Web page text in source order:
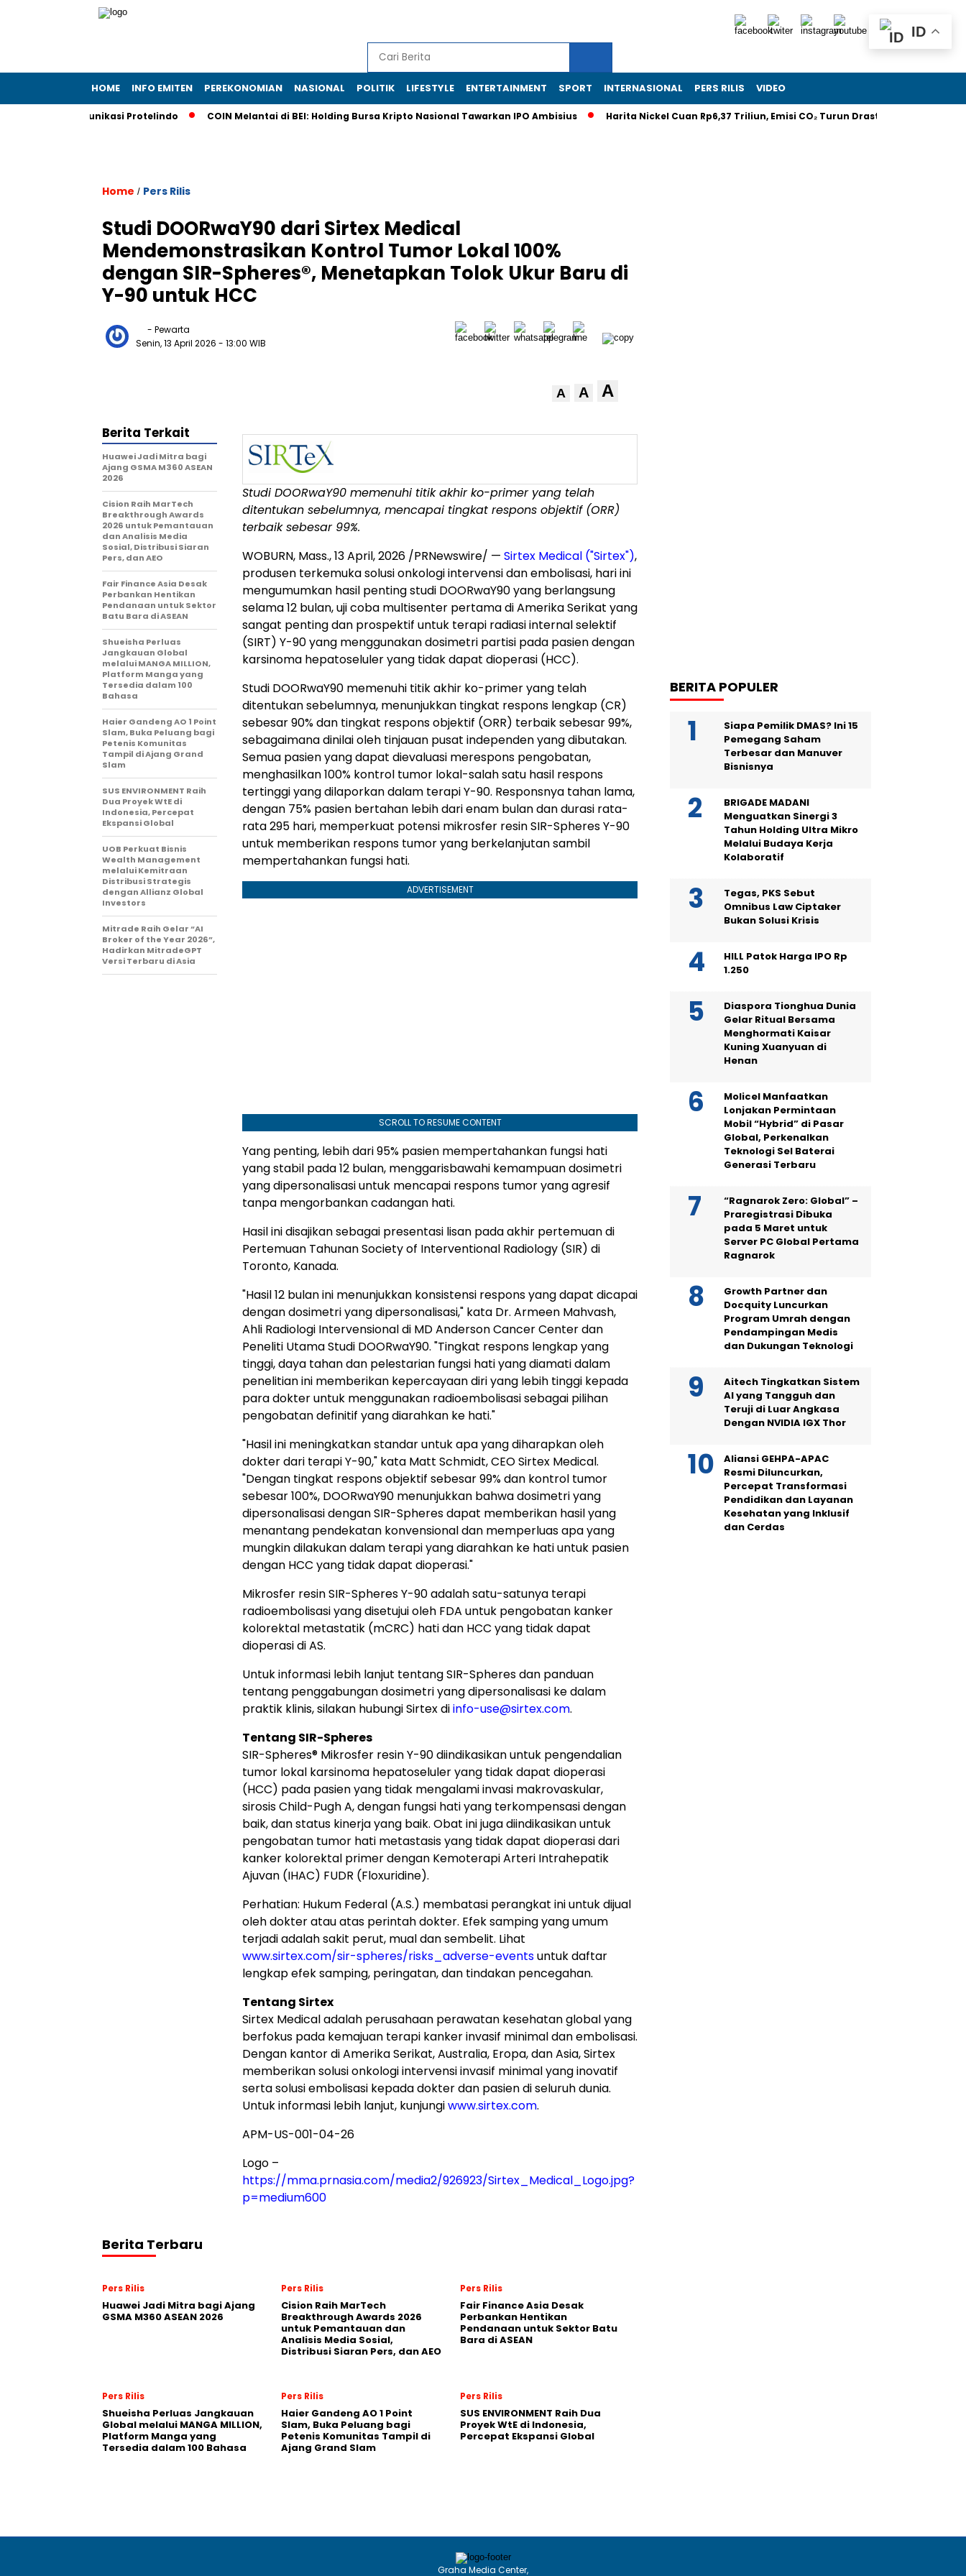
HOME INFO EMITEN PEREKONOMIAN NASIONAL POLITIK LIFESTYLE ENTERTAINMENT SPORT INTERNASIONAL PERS RILIS VIDEO
Telekomunikasi Protelindo COIN Melantai di BEI: Holding Bursa Kripto Nasional Tawarkan IPO Ambisius Harita Nickel Cuan Rp6,37 Triliun, Emisi CO₂ Turun Drastis
Home / Pers Rilis
Studi DOORwaY90 dari Sirtex Medical
Mendemonstrasikan Kontrol Tumor Lokal 100%
dengan SIR-Spheres®, Menetapkan Tolok Ukur Baru di
Y-90 untuk HCC
- Pewarta
Senin, 13 April 2026 - 13:00 WIB
A A A
Studi DOORwaY90 memenuhi titik akhir ko-primer yang telah
ditentukan sebelumnya, mencapai tingkat respons objektif (ORR)
terbaik sebesar 99%.
WOBURN, Mass.,13 April, 2026 /PRNewswire/ — Sirtex Medical ("Sirtex"),
produsen terkemuka solusi onkologi intervensi dan embolisasi, hari ini
mengumumkan hasil penting studi DOORwaY90 yang berlangsung
selama 12 bulan, uji coba multisenter pertama di Amerika Serikat yang
sangat penting dan prospektif untuk terapi radiasi internal selektif
(SIRT) Y-90 yang menggunakan dosimetri partisi pada pasien dengan
karsinoma hepatoseluler yang tidak dapat dioperasi (HCC).
Studi DOORwaY90 memenuhi titik akhir ko-primer yang telah
ditentukan sebelumnya, menunjukkan tingkat respons lengkap (CR)
sebesar 90% dan tingkat respons objektif (ORR) terbaik sebesar 99%,
sebagaimana dinilai oleh tinjauan pusat independen yang dibutakan.
Semua pasien yang dapat dievaluasi merespons pengobatan,
menghasilkan 100% kontrol tumor lokal-salah satu hasil respons
tertinggi yang dilaporkan dalam terapi Y-90. Responsnya tahan lama,
dengan 75% pasien bertahan lebih dari enam bulan dan durasi rata-
rata 295 hari, memperkuat potensi mikrosfer resin SIR-Spheres Y-90
untuk memberikan respons tumor yang berkelanjutan sambil
mempertahankan fungsi hati.
ADVERTISEMENT
SCROLL TO RESUME CONTENT
Yang penting, lebih dari 95% pasien mempertahankan fungsi hati
yang stabil pada 12 bulan, menggarisbawahi kemampuan dosimetri
yang dipersonalisasi untuk mencapai respons tumor yang agresif
tanpa mengorbankan cadangan hati.
Hasil ini disajikan sebagai presentasi lisan pada akhir pertemuan di
Pertemuan Tahunan Society of Interventional Radiology (SIR) di
Toronto, Kanada.
"Hasil 12 bulan ini menunjukkan konsistensi respons yang dapat dicapai
dengan dosimetri yang dipersonalisasi," kata Dr. Armeen Mahvash,
Ahli Radiologi Intervensional di MD Anderson Cancer Center dan
Peneliti Utama Studi DOORwaY90. "Tingkat respons lengkap yang
tinggi, daya tahan dan pelestarian fungsi hati yang diamati dalam
penelitian ini memberikan kepercayaan diri yang lebih tinggi kepada
para dokter untuk menggunakan radioembolisasi sebagai pilihan
pengobatan definitif yang diarahkan ke hati."
"Hasil ini meningkatkan standar untuk apa yang diharapkan oleh
dokter dari terapi Y-90," kata Matt Schmidt, CEO Sirtex Medical.
"Dengan tingkat respons objektif sebesar 99% dan kontrol tumor
sebesar 100%, DOORwaY90 menunjukkan bahwa dosimetri yang
dipersonalisasi dengan SIR-Spheres dapat memberikan hasil yang
menantang pendekatan konvensional dan memperluas apa yang
mungkin dilakukan dalam terapi yang diarahkan ke hati untuk pasien
dengan HCC yang tidak dapat dioperasi."
Mikrosfer resin SIR-Spheres Y-90 adalah satu-satunya terapi
radioembolisasi yang disetujui oleh FDA untuk pengobatan kanker
kolorektal metastatik (mCRC) hati dan HCC yang tidak dapat
dioperasi di AS.
Untuk informasi lebih lanjut tentang SIR-Spheres dan panduan
tentang penggabungan dosimetri yang dipersonalisasi ke dalam
praktik klinis, silakan hubungi Sirtex diinfo-use@sirtex.com.
Tentang SIR-Spheres
SIR-Spheres® Mikrosfer resin Y-90 diindikasikan untuk pengendalian
tumor lokal karsinoma hepatoseluler yang tidak dapat dioperasi
(HCC) pada pasien yang tidak mengalami invasi makrovaskular,
sirosis Child-Pugh A, dengan fungsi hati yang terkompensasi dengan
baik, dan status kinerja yang baik. Obat ini juga diindikasikan untuk
pengobatan tumor hati metastasis yang tidak dapat dioperasi dari
kanker kolorektal primer dengan Kemoterapi Arteri Intrahepatik
Ajuvan (IHAC) FUDR (Floxuridine).
Perhatian: Hukum Federal (A.S.) membatasi perangkat ini untuk dijual
oleh dokter atau atas perintah dokter. Efek samping yang umum
terjadi adalah sakit perut, mual dan sembelit. Lihat
www.sirtex.com/sir-spheres/risks_adverse-eventsuntuk daftar
lengkap efek samping, peringatan, dan tindakan pencegahan.
Tentang Sirtex
Sirtex Medical adalah perusahaan perawatan kesehatan global yang
berfokus pada kemajuan terapi kanker invasif minimal dan embolisasi.
Dengan kantor di Amerika Serikat, Australia, Eropa, dan Asia, Sirtex
memberikan solusi onkologi intervensi invasif minimal yang inovatif
serta solusi embolisasi kepada dokter dan pasien di seluruh dunia.
Untuk informasi lebih lanjut, kunjungiwww.sirtex.com.
APM-US-001-04-26
Logo –
https://mma.prnasia.com/media2/926923/Sirtex_Medical_Logo.jpg?
p=medium600
Berita Terkait
Huawei Jadi Mitra bagi
Ajang GSMA M360 ASEAN
2026
Cision Raih MarTech
Breakthrough Awards
2026 untuk Pemantauan
dan Analisis Media
Sosial, Distribusi Siaran
Pers, dan AEO
Fair Finance Asia Desak
Perbankan Hentikan
Pendanaan untuk Sektor
Batu Bara di ASEAN
Shueisha Perluas
Jangkauan Global
melalui MANGA MILLION,
Platform Manga yang
Tersedia dalam 100
Bahasa
Haier Gandeng AO 1 Point
Slam, Buka Peluang bagi
Petenis Komunitas
Tampil di Ajang Grand
Slam
SUS ENVIRONMENT Raih
Dua Proyek WtE di
Indonesia, Percepat
Ekspansi Global
UOB Perkuat Bisnis
Wealth Management
melalui Kemitraan
Distribusi Strategis
dengan Allianz Global
Investors
Mitrade Raih Gelar “AI
Broker of the Year 2026”,
Hadirkan MitradeGPT
Versi Terbaru di Asia
Berita Terbaru
Pers Rilis
Huawei Jadi Mitra bagi Ajang
GSMA M360 ASEAN 2026
Pers Rilis
Cision Raih MarTech
Breakthrough Awards 2026
untuk Pemantauan dan
Analisis Media Sosial,
Distribusi Siaran Pers, dan AEO
Pers Rilis
Fair Finance Asia Desak
Perbankan Hentikan
Pendanaan untuk Sektor Batu
Bara di ASEAN
Pers Rilis
Shueisha Perluas Jangkauan
Global melalui MANGA MILLION,
Platform Manga yang
Tersedia dalam 100 Bahasa
Pers Rilis
Haier Gandeng AO 1 Point
Slam, Buka Peluang bagi
Petenis Komunitas Tampil di
Ajang Grand Slam
Pers Rilis
SUS ENVIRONMENT Raih Dua
Proyek WtE di Indonesia,
Percepat Ekspansi Global
BERITA POPULER
Siapa Pemilik DMAS? Ini 15
Pemegang Saham
Terbesar dan Manuver
Bisnisnya
BRIGADE MADANI
Menguatkan Sinergi 3
Tahun Holding Ultra Mikro
Melalui Budaya Kerja
Kolaboratif
Tegas, PKS Sebut
Omnibus Law Ciptaker
Bukan Solusi Krisis
HILL Patok Harga IPO Rp
1.250
Diaspora Tionghua Dunia
Gelar Ritual Bersama
Menghormati Kaisar
Kuning Xuanyuan di
Henan
Molicel Manfaatkan
Lonjakan Permintaan
Mobil “Hybrid” di Pasar
Global, Perkenalkan
Teknologi Sel Baterai
Generasi Terbaru
“Ragnarok Zero: Global” –
Praregistrasi Dibuka
pada 5 Maret untuk
Server PC Global Pertama
Ragnarok
Growth Partner dan
Docquity Luncurkan
Program Umrah dengan
Pendampingan Medis
dan Dukungan Teknologi
Aitech Tingkatkan Sistem
AI yang Tangguh dan
Teruji di Luar Angkasa
Dengan NVIDIA IGX Thor
Aliansi GEHPA-APAC
Resmi Diluncurkan,
Percepat Transformasi
Pendidikan dan Layanan
Kesehatan yang Inklusif
dan Cerdas
ID
Graha Media Center,